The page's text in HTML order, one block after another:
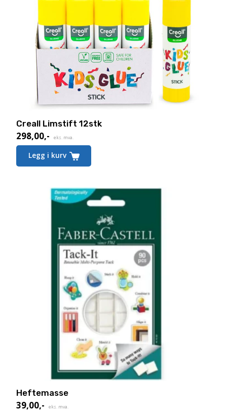
Creall Limstift 12stk
298,00,- eks. mva.
Legg i kurv
Heftemasse
39,00,- eks. mva.